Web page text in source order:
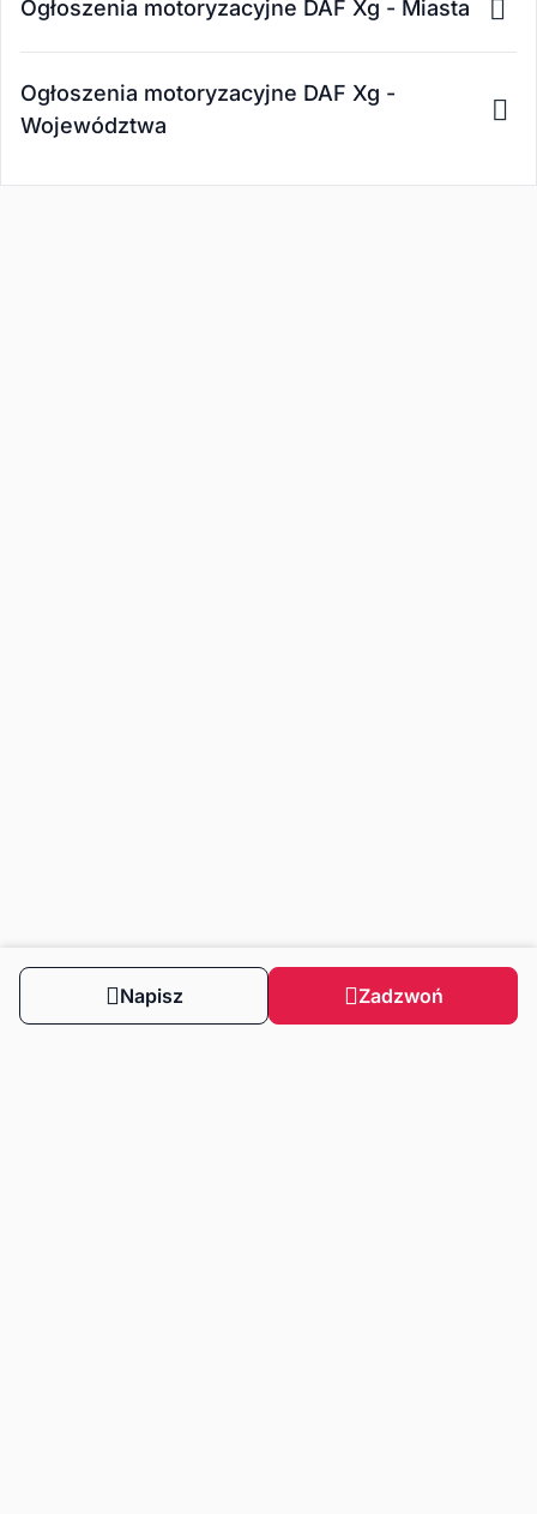
Zadzwoń
Napisz
Ogłoszenia motoryzacyjne DAF Xg - Miasta
Ogłoszenia motoryzacyjne DAF Xg -
Województwa